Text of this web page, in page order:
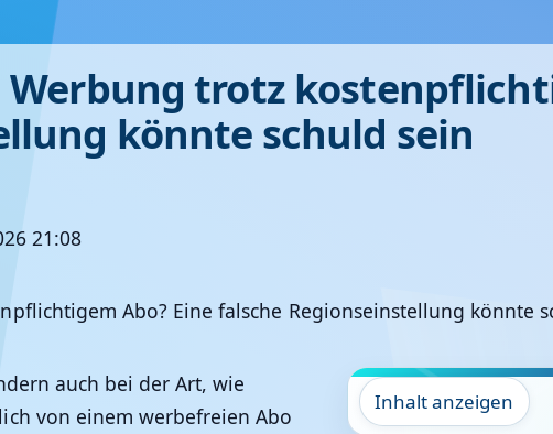
trotz
könnte schuld sein
21:08
Inhalt anzeigen
auch bei der Art, wie
von einem werbefreien Abo